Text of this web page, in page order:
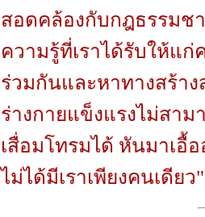
สอดคล้องกับกฎธรรมช
ความรู้ที่เราได้รับให้แ
ร่วมกันและหาทางสร้า
ร่างกายแข็งแรงไม่สา
เสื่อมโทรมได้ หันมาเอื้
ไม่ได้มีเราเพียงคนเดีย